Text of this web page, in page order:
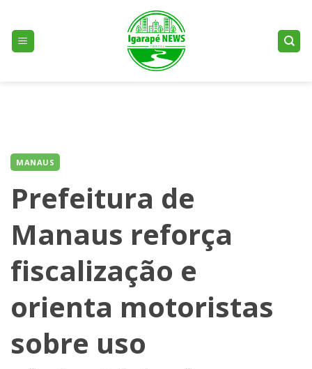
content
MANAUS
Prefeitura de
Manaus reforça
fiscalização e
orienta motoristas
sobre uso